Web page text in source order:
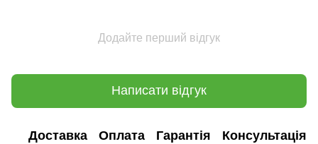
Додайте перший відгук
Написати відгук
Доставка Оплата Гарантія Консультація